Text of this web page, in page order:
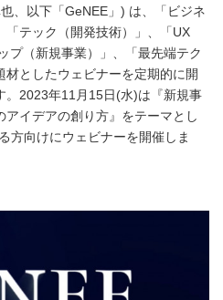
、以下「GeNEE」) は、「ビジネ
「テック（開発技術）」、「UX
プ（新規事業）」、「最先端テク
材としたウェビナーを定期的に開
。2023年11月15日(水)は『新規事
イデアの創り方』をテーマとし
方向けにウェビナーを開催しま